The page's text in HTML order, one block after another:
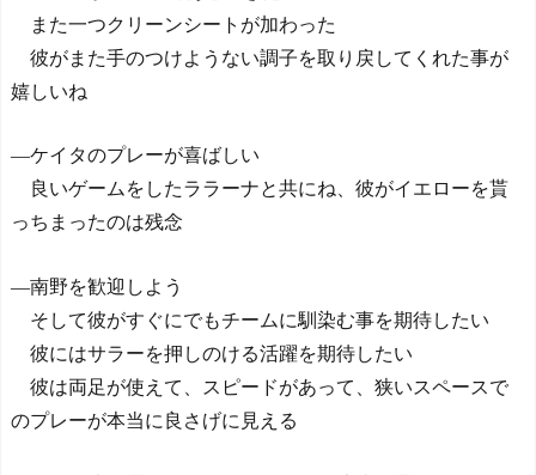
また一つクリーンシートが加わった
彼がまた手のつけようない調子を取り戻してくれた事が
嬉しいね
―ケイタのプレーが喜ばしい
良いゲームをしたララーナと共にね、彼がイエローを貰
っちまったのは残念
―南野を歓迎しよう
そして彼がすぐにでもチームに馴染む事を期待したい
彼にはサラーを押しのける活躍を期待したい
彼は両足が使えて、スピードがあって、狭いスペースで
のプレーが本当に良さげに見える